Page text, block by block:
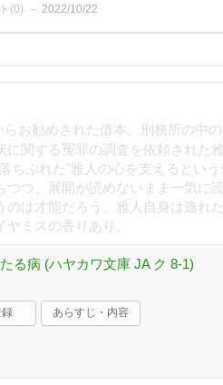
(0) 2022/10/22
らお勧めされた借本。刑務所の中
に関する冤罪の調査を依頼された
ちぶれた"雅人の心を支えるとい
つつ、展開が読めないまま一気に
のは才能だろう。雅人自身は逃れ
ミスの香りあり。
る病 (ハヤカワ文庫 JA ク 8-1)
あらすじ・内容